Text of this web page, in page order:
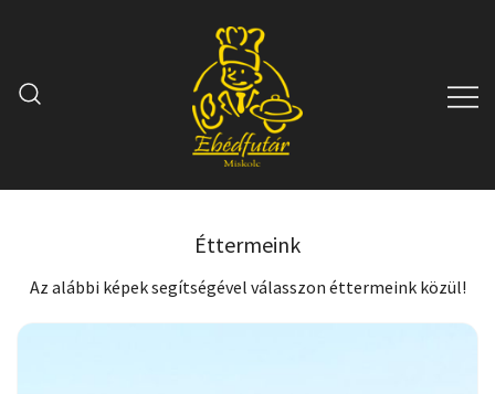
Ebédfutár
Minden, ami vendéglátás
Éttermeink
Az alábbi képek segítségével válasszon éttermeink közül!